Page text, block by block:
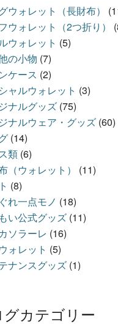
ウォレット（長財布）
ウォレット（2つ折り）
ウォレット (5)
の小物 (7)
ケース (2)
ャルウォレット (3)
ナルグッズ (75)
ナルウェア・グッズ (60)
(14)
類 (6)
（ウォレット）
(11)
(8)
れ一点モノ (18)
い公式グッズ (11)
ソラーレ (16)
ォレット (5)
ナンスグッズ (1)
グカテゴリー